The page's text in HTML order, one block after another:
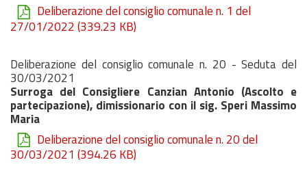
Deliberazione del consiglio comunale n. 1 del
27/01/2022 (339.23 KB)
Deliberazione del consiglio comunale n. 20 - Seduta del
30/03/2021
Surroga del Consigliere Canzian Antonio (Ascolto e
partecipazione), dimissionario con il sig. Speri Massimo
Maria
Deliberazione del consiglio comunale n. 20 del
30/03/2021 (394.26 KB)